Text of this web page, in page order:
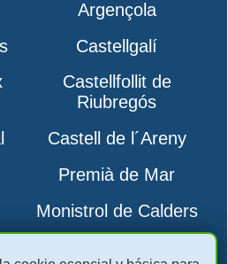
Argençola
Castellgalí
Castellfollit de
Riubregós
Castell de l´Areny
Premià de Mar
Monistrol de Calders